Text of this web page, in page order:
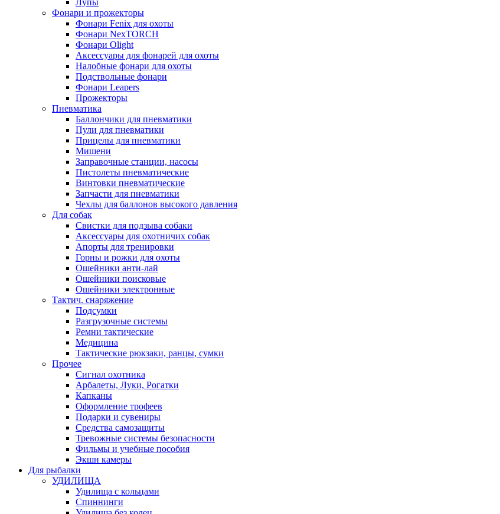
Лупы
Фонари и прожекторы
Фонари Fenix для охоты
Фонари NexTORCH
Фонари Olight
Аксессуары для фонарей для охоты
Налобные фонари для охоты
Подствольные фонари
Фонари Leapers
Прожекторы
Пневматика
Баллончики для пневматики
Пули для пневматики
Прицелы для пневматики
Мишени
Заправочные станции, насосы
Пистолеты пневматические
Винтовки пневматические
Запчасти для пневматики
Чехлы для баллонов высокого давления
Для собак
Свистки для подзыва собаки
Аксессуары для охотничих собак
Апорты для тренировки
Горны и рожки для охоты
Ошейники анти-лай
Ошейники поисковые
Ошейники электронные
Тактич. снаряжение
Подсумки
Разгрузочные системы
Ремни тактические
Медицина
Тактические рюкзаки, ранцы, сумки
Прочее
Сигнал охотника
Арбалеты, Луки, Рогатки
Капканы
Оформление трофеев
Подарки и сувениры
Средства самозащиты
Тревожные системы безопасности
Фильмы и учебные пособия
Экшн камеры
Для рыбалки
УДИЛИЩА
Удилища с кольцами
Спиннинги